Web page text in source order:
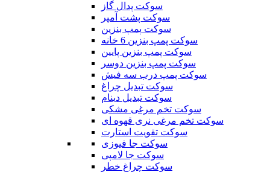
سوکت پدال گاز
سوکت پشت آمپر
سوکت پمپ بنزین
سوکت پمپ بنزین 6 خانه
سوکت پمپ بنزین پایین
سوکت پمپ بنزین دوسر
سوکت پمپ درب سه فیش
سوکت تبدیل چراغ
سوکت تبدیل دینام
سوکت تخم مرغی مشکی
سوکت تخم مرغی نری قهوه ای
سوکت تقویت استارت
سوکت جا فیوزی
سوکت جا لامپی
سوکت چراغ خطر